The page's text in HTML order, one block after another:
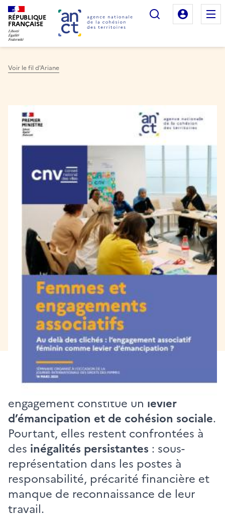
RÉPUBLIQUE
FRANÇAISE
Rechercher
Mon
Voir le fil d'Ariane
Image
Synthèse - Séminaire
Femmes et Engagements
associatifs
Publié le 19/12/2025
Les femmes jouent un rôle essentiel
dans le tissu associatif, en particulier
dans lesquartiers prioritaires, où leur
engagement constitue un levier
d’émancipation et de cohésion sociale.
Pourtant, elles restent confrontées à
des inégalités persistantes : sous-
représentation dans les postes à
responsabilité, précarité financière et
manque de reconnaissance de leur
travail.